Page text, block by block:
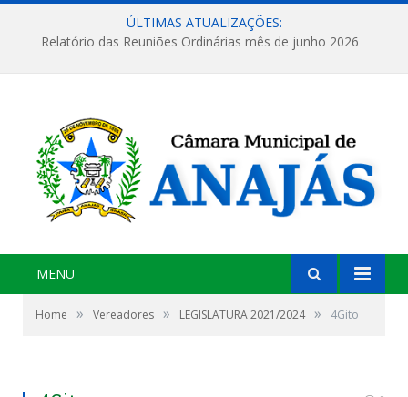
ÚLTIMAS ATUALIZAÇÕES:
Relatório das Reuniões Ordinárias mês de junho 2026
MENU
Home » Vereadores » LEGISLATURA 2021/2024 » 4Gito